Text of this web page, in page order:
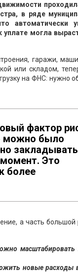
в ряде
автоматически
уплате могла
гаражи,
или складом,
на ФНС: нужно
фактор
можно было
закладывать
Это
более
а часть
масштабировать
новые расходы